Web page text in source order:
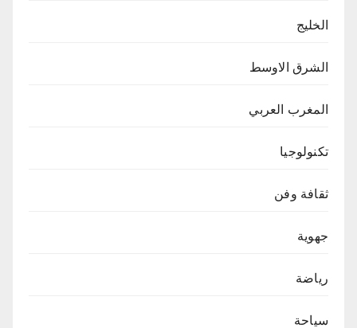
الخليج
الشرق الاوسط
المغرب العربي
تكنولوجيا
ثقافة وفن
جهوية
رياضة
سياحة